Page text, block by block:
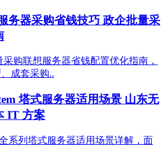
务器采购省钱技巧 政企批量采
采购联想服务器省钱配置优化指南，
成套采购..
塔式服务器适用场景 山东无
IT 方案
系列塔式服务器适用场景详解，面